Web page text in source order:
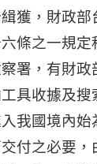
獲，財政
條之一規
署，有財
具收據及
我國境內
付之必要